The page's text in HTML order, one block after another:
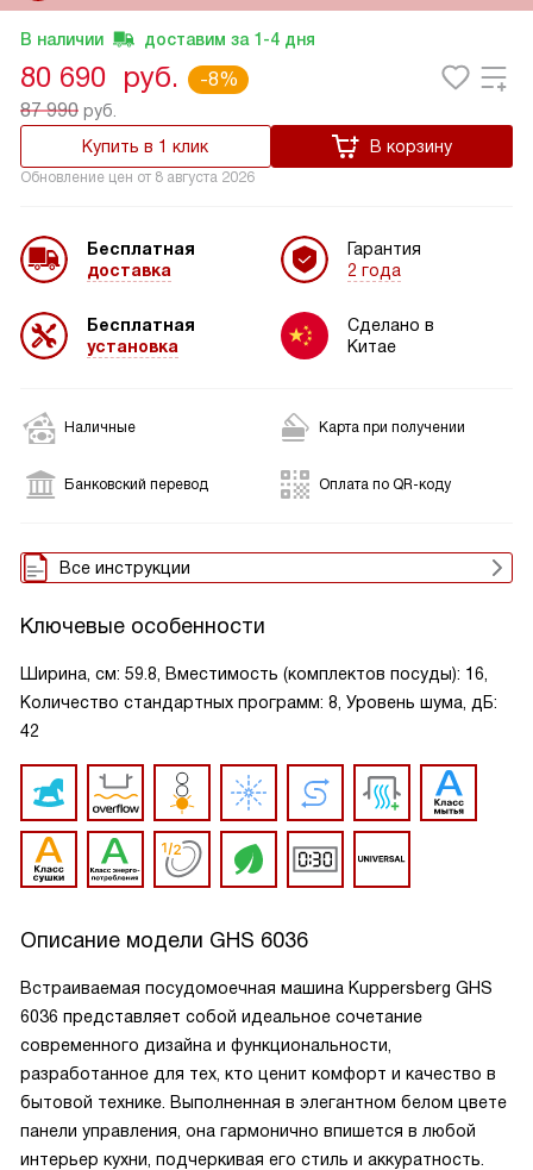
В наличии доставим за 1-4 дня
80 690 руб.
-8%
87 990 руб.
Купить в 1 клик
В корзину
Обновление цен от 8 августа 2026
Бесплатная
доставка
Бесплатная
установка
Гарантия
2 года
Сделано в
Китае
Наличные Карта при получении
Банковский перевод Оплата по QR-коду
Все инструкции
Ключевые особенности
Ширина, см: 59.8, Вместимость (комплектов посуды): 16,
Количество стандартных программ: 8, Уровень шума, дБ:
42
Описание модели GHS 6036
Встраиваемая посудомоечная машина Kuppersberg GHS
6036 представляет собой идеальное сочетание
современного дизайна и функциональности,
разработанное для тех, кто ценит комфорт и качество в
бытовой технике. Выполненная в элегантном белом цвете
панели управления, она гармонично впишется в любой
интерьер кухни, подчеркивая его стиль и аккуратность.